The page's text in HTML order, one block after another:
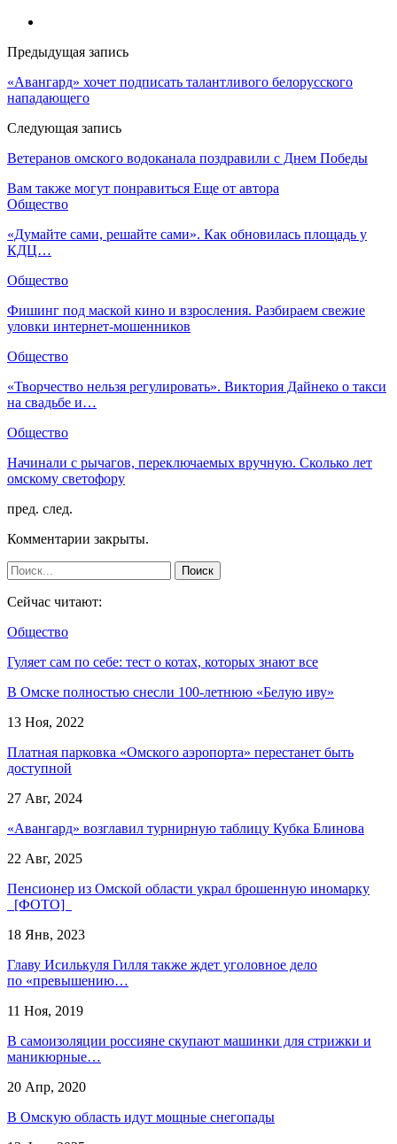
Предыдущая запись
«Авангард» хочет подписать талантливого белорусского
нападающего
Следующая запись
Ветеранов омского водоканала поздравили с Днем Победы
Вам также могут понравиться Еще от автора
Общество
«Думайте сами, решайте сами». Как обновилась площадь у
КДЦ…
Общество
Фишинг под маской кино и взросления. Разбираем свежие
уловки интернет-мошенников
Общество
«Творчество нельзя регулировать». Виктория Дайнеко о такси
на свадьбе и…
Общество
Начинали с рычагов, переключаемых вручную. Сколько лет
омскому светофору
пред. след.
Комментарии закрыты.
Сейчас читают:
Общество
Гуляет сам по себе: тест о котах, которых знают все
В Омске полностью снесли 100-летнюю «Белую иву»
13 Ноя, 2022
Платная парковка «Омского аэропорта» перестанет быть
доступной
27 Авг, 2024
«Авангард» возглавил турнирную таблицу Кубка Блинова
22 Авг, 2025
Пенсионер из Омской области украл брошенную иномарку
[ФОТО]
18 Янв, 2023
Главу Исилькуля Гилля также ждет уголовное дело
по «превышению…
11 Ноя, 2019
В самоизоляции россияне скупают машинки для стрижки и
маникюрные…
20 Апр, 2020
В Омскую область идут мощные снегопады